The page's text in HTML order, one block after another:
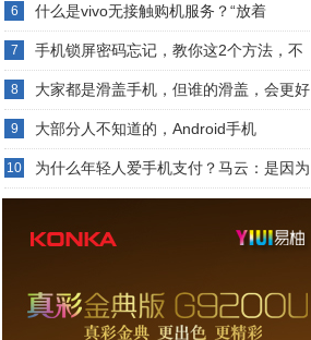
6 什么是vivo无接触购机服务？“放着
7 手机锁屏密码忘记，教你这2个方法，不
8 大家都是滑盖手机，但谁的滑盖，会更好
9 大部分人不知道的，Android手机
10 为什么年轻人爱手机支付？马云：是因为